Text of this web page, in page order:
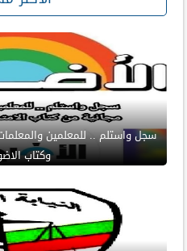
سجل واستلم .. للمعلمين
وكتاب